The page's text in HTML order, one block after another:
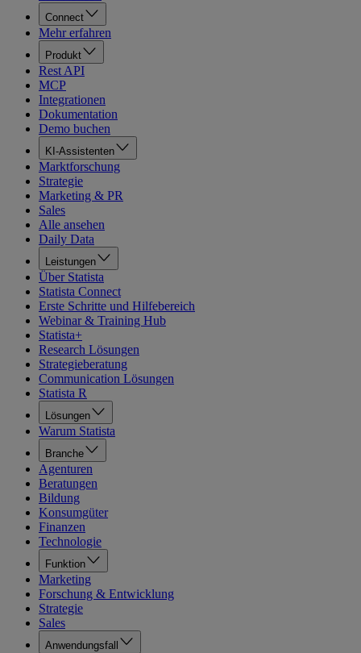
Connect
Mehr erfahren
Produkt
Rest API
MCP
Integrationen
Dokumentation
Demo buchen
KI-Assistenten
Marktforschung
Strategie
Marketing & PR
Sales
Alle ansehen
Daily Data
Leistungen
Über Statista
Statista Connect
Erste Schritte und Hilfebereich
Webinar & Training Hub
Statista+
Research Lösungen
Strategieberatung
Communication Lösungen
Statista R
Lösungen
Warum Statista
Branche
Agenturen
Beratungen
Bildung
Konsumgüter
Finanzen
Technologie
Funktion
Marketing
Forschung & Entwicklung
Strategie
Sales
Anwendungsfall